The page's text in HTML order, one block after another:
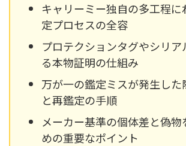
キャリーミー独自の多工程
定プロセスの全容
プロテクションタグやシリア
る本物証明の仕組み
万が一の鑑定ミスが発生した
と再鑑定の手順
メーカー基準の個体差と偽
めの重要なポイント